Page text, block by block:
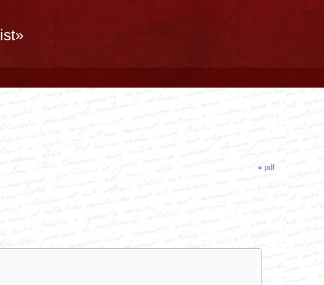
« pdf